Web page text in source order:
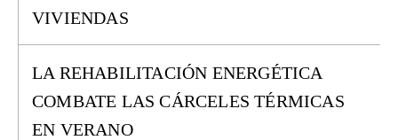
VIVIENDAS
LA REHABILITACIÓN ENERGÉTICA
COMBATE LAS CÁRCELES TÉRMICAS
EN VERANO